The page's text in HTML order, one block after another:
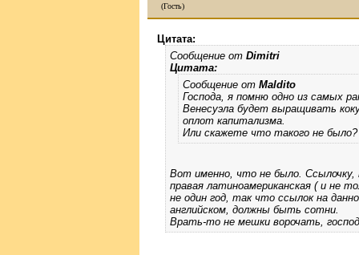
(Гость)
Цитата:
Сообщение от Dimitri
Цитата:
Сообщение от Maldito
Господа, я помню одно из самых
Венесуэла будет выращивать
оплот капитализма.
Или скажете что такого не было?
Вот именно, что не было. Ссылочку,
правая латиноамериканская ( и не
не один год, так что ссылок на
английском, должны быть сотни.
Врать-то не мешки ворочать,